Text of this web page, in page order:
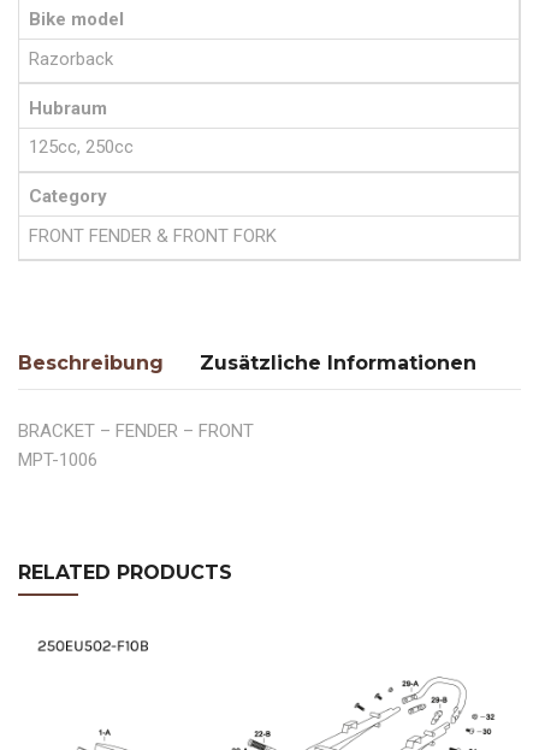
Bike model
Razorback
Hubraum
125cc, 250cc
Category
FRONT FENDER & FRONT FORK
Beschreibung Zusätzliche Informationen
BRACKET – FENDER – FRONT
MPT-1006
RELATED PRODUCTS